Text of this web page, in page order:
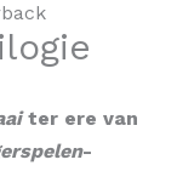
ter ere van
-